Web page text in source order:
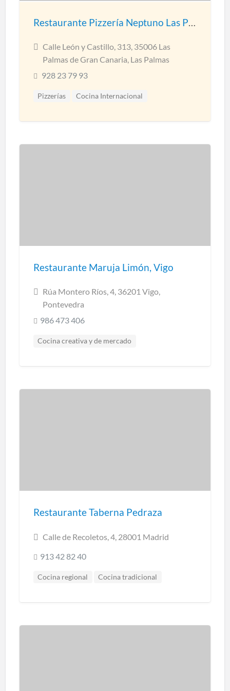
Restaurante Pizzería Neptuno Las Palmas
Calle León y Castillo, 313, 35006 Las
Palmas de Gran Canaria, Las Palmas
928 23 79 93
Pizzerías Cocina Internacional
Restaurante Maruja Limón, Vigo
Rúa Montero Ríos, 4, 36201 Vigo,
Pontevedra
986 473 406
Cocina creativa y de mercado
Restaurante Taberna Pedraza
Calle de Recoletos, 4, 28001 Madrid
913 42 82 40
Cocina regional
Cocina tradicional